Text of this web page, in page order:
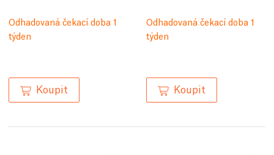
Odhadovaná čekací doba 1
týden
Koupit
Odhadovaná čekací doba 1
týden
Koupit